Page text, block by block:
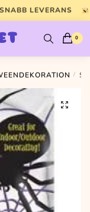
SNABB LEVERANS
0
/
🔍